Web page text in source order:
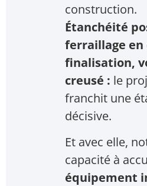
construction.
Étanchéité
ferraillage en
finalisation,
creusé : le
franchit une
décisive.
Et avec elle,
capacité à
équipement